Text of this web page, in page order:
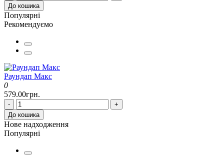
До кошика
Популярні
Рекомендуємо
Раундап Макс
0
579.00грн.
-
+
До кошика
Нове надходження
Популярні